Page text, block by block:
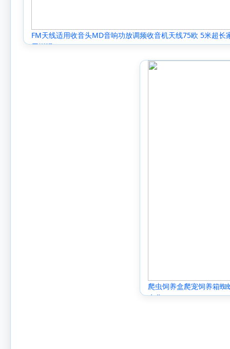
FM天线适用收音头MD音响功放调频收音机天线75欧 5米超长
用增强
爬虫饲养盒爬宠饲养箱
水盆